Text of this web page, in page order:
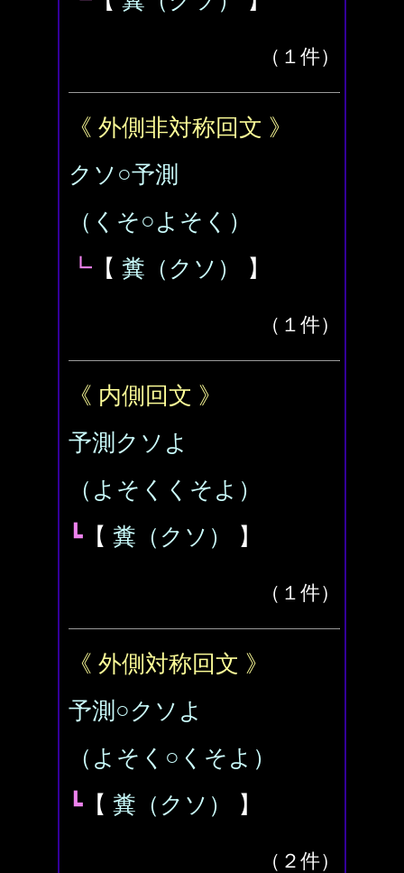
（１件）
《 外側非対称回文 》
クソ○予測
（くそ○よそく）
┗ 【 糞（クソ） 】
（１件）
《 内側回文 》
予測クソよ
（よそくくそよ）
┗ 【 糞（クソ） 】
（１件）
《 外側対称回文 》
予測○クソよ
（よそく○くそよ）
┗ 【 糞（クソ） 】
（２件）